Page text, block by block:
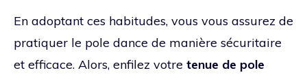
En adoptant ces habitudes, vous vous assurez de
pratiquer le pole dance de manière sécuritaire
et efficace. Alors, enfilez votre tenue de pole